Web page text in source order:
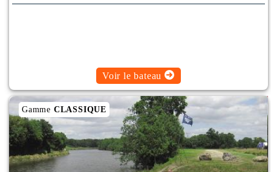
Voir le bateau
Gamme CLASSIQUE